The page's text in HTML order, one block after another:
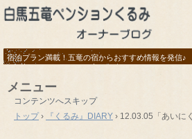
宿泊プラン満載！五竜の宿からおすすめ情報を発信♪
メニュー
コンテンツへスキップ
トップ › 『くるみ』DIARY › 12.03.05「あいに